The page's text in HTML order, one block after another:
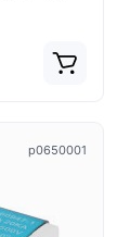
p0650001